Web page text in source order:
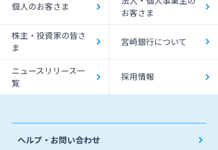
キャッシング提携先
一日あたりのご利用限度額
ATM Operation Guide
個人のお客さま
お客さま
株主・投資家の皆さ
ま
宮崎銀行について
ニュースリリース一
覧
採用情報
ヘルプ・お問い合わせ